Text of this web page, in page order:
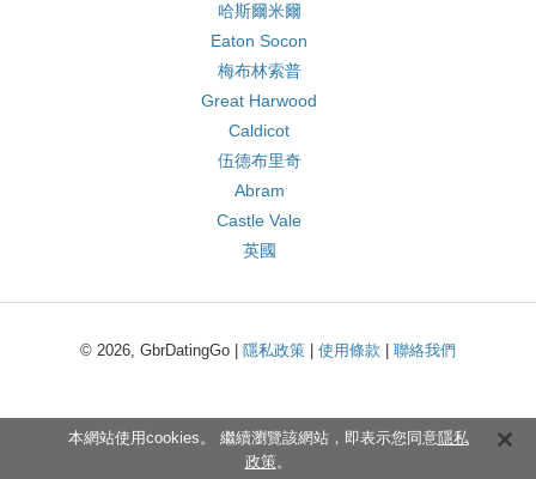
哈斯爾米爾
Eaton Socon
梅布林索普
Great Harwood
Caldicot
伍德布里奇
Abram
Castle Vale
英國
© 2026, GbrDatingGo | 隱私政策 使用條款 聯絡我們
本網站使用cookies。 繼續瀏覽該網站，即表示您同意隱私
政策。